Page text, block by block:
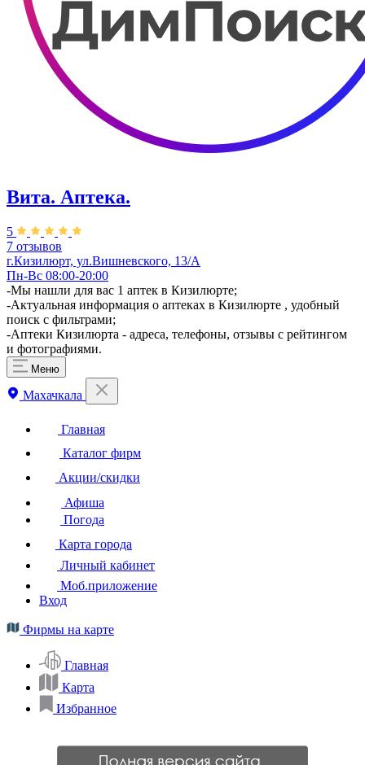
Вита. ​Аптека.
5
7 отзывов
г.Кизилюрт, ул.Вишневского, 13/А
Пн-Вс 08:00-20:00
-Мы нашли для вас 1 аптек в Кизилюрте;
-Актуальная информация о аптеках в Кизилюрте , удобный
поиск с фильтрами;
-Аптеки Кизилюрта - адреса, телефоны, отзывы с рейтингом
и фотографиями.
Меню
Махачкала
Главная
Каталог фирм
Акции/скидки
Афиша
Погода
Карта города
Личный кабинет
Моб.приложение
Вход
Фирмы на карте
Главная
Карта
Избранное